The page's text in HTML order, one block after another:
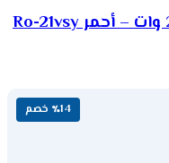
٪14 خصم